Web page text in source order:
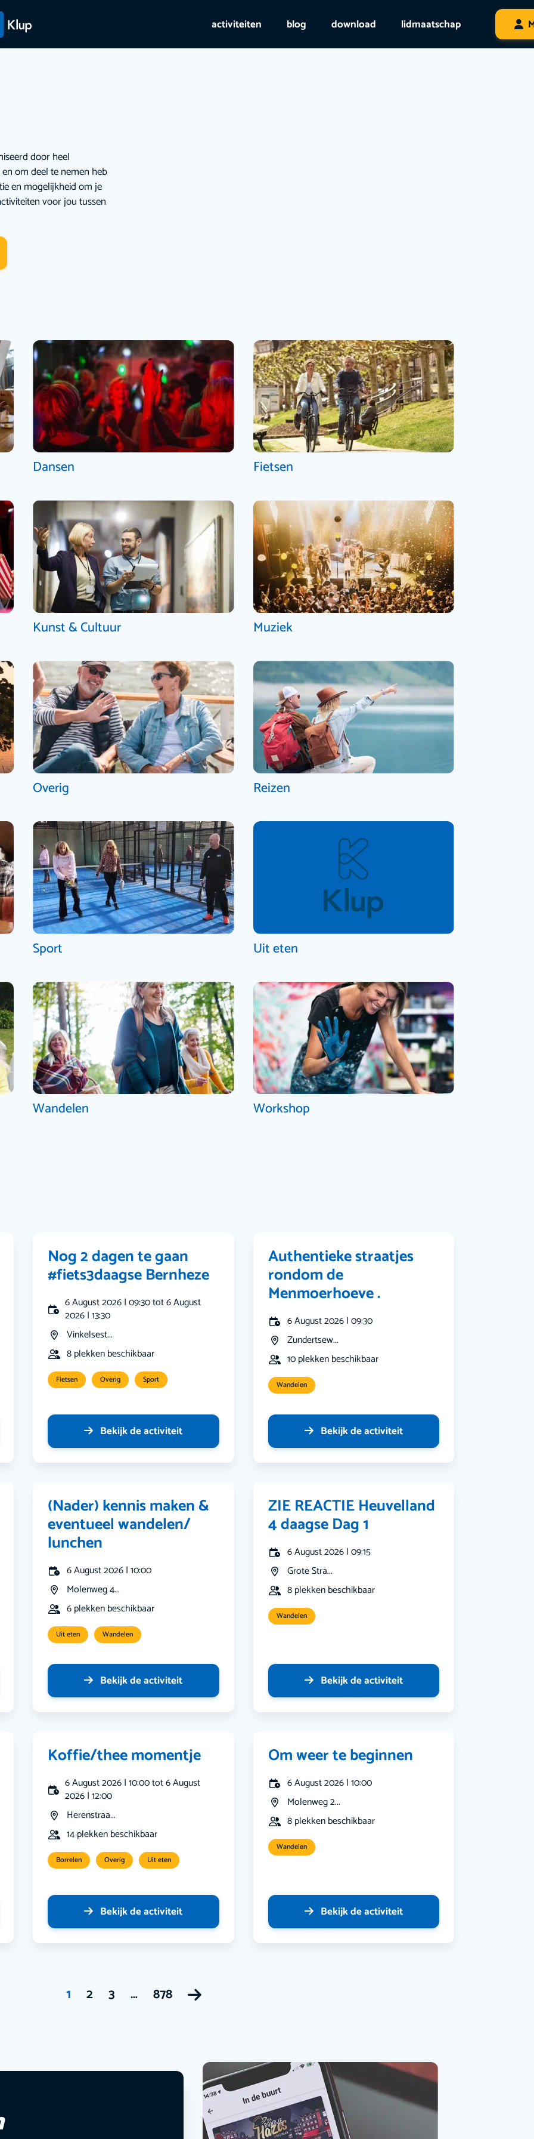
activiteiten blog download lidmaatschap
door heel
om deel te nemen heb
en mogelijkheid om je
voor jou tussen
Dansen Fietsen
Kunst & Cultuur Muziek
Overig Reizen
Sport Uit eten
Wandelen Workshop
Nog 2 dagen te gaan
#fiets3daagse Bernheze
6 August 2026 | 09:30 tot 6 August
2026 | 13:30
Vinkelsest...
8 plekken beschikbaar
Fietsen Overig Sport
Bekijk de activiteit
Authentieke straatjes
rondom de
Menmoerhoeve .
6 August 2026 | 09:30
Zundertsew...
10 plekken beschikbaar
Wandelen
Bekijk de activiteit
(Nader) kennis maken &
eventueel wandelen/
lunchen
6 August 2026 | 10:00
Molenweg 4...
6 plekken beschikbaar
Uit eten Wandelen
Bekijk de activiteit
ZIE REACTIE Heuvelland
4 daagse Dag 1
6 August 2026 | 09:15
Grote Stra...
8 plekken beschikbaar
Wandelen
Bekijk de activiteit
Koffie/thee momentje
6 August 2026 | 10:00 tot 6 August
2026 | 12:00
Herenstraa...
14 plekken beschikbaar
Borrelen Overig Uit eten
Bekijk de activiteit
Om weer te beginnen
6 August 2026 | 10:00
Molenweg 2...
8 plekken beschikbaar
Wandelen
Bekijk de activiteit
1 2 3 … 878